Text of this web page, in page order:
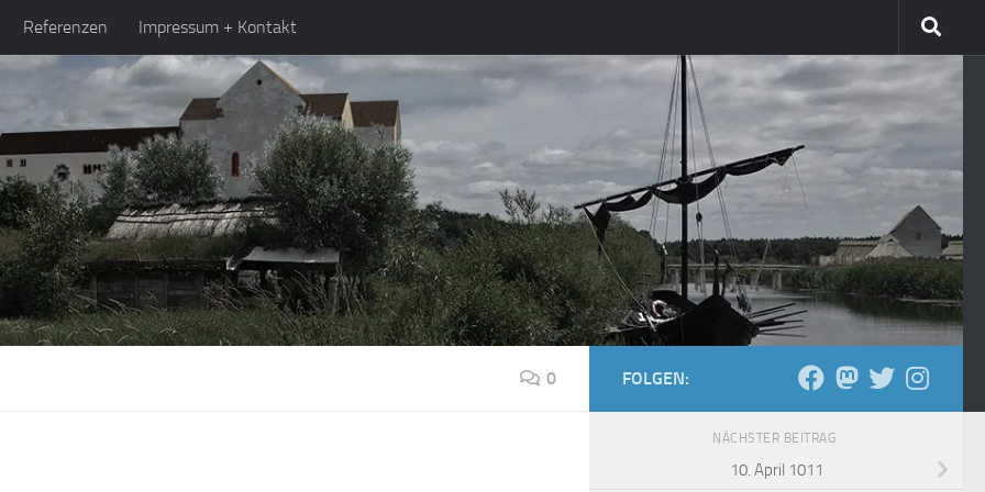
Referenzen Impressum + Kontakt
0 FOLGEN:
NÄCHSTER BEITRAG
10. April 1011